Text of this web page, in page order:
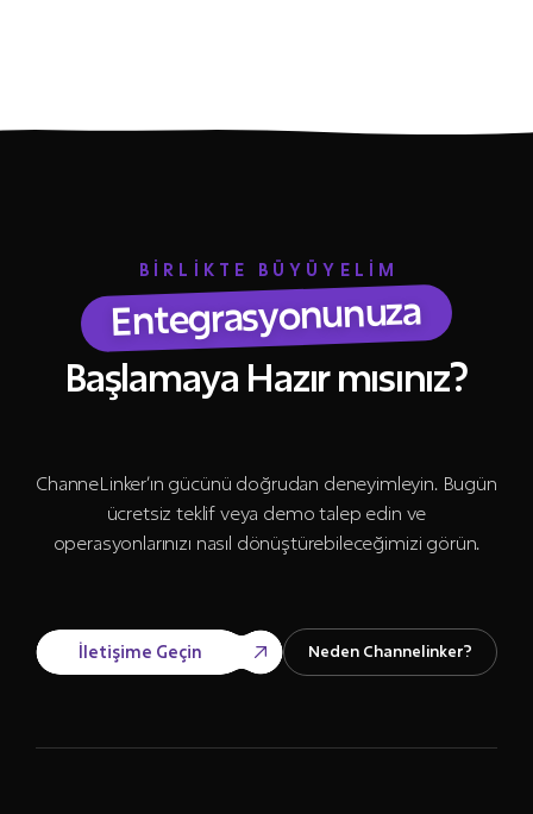
BİRLİKTE BÜYÜYELİM
Entegrasyonunuza
Başlamaya Hazır mısınız?
ChanneLinker’ın gücünü doğrudan deneyimleyin. Bugün
ücretsiz teklif veya demo talep edin ve
operasyonlarınızı nasıl dönüştürebileceğimizi görün.
İletişime Geçin Neden Channelinker?